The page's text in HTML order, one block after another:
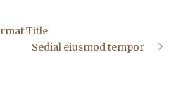
Title
Sedial eiusmod tempor